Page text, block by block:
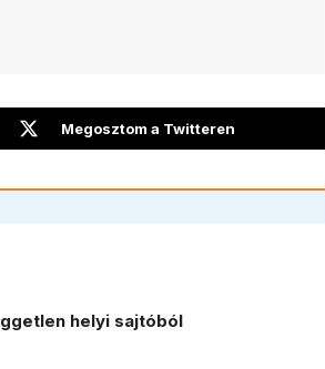
Megosztom a Twitteren
helyi sajtóból